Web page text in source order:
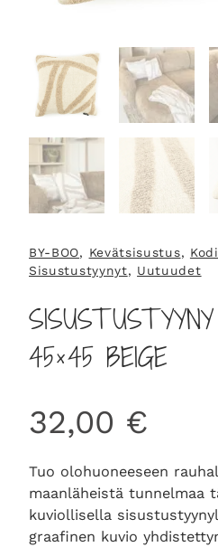
BY-BOO, Kevätsisustus,
Sisustustyynyt, Uutuudet
45×45 BEIGE
32,00 €
Tuo olohuoneeseen
maanläheistä tunnelmaa
kuviollisella
graafinen kuvio